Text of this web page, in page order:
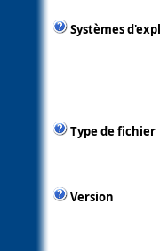
Systèmes
Type de fichier
Version